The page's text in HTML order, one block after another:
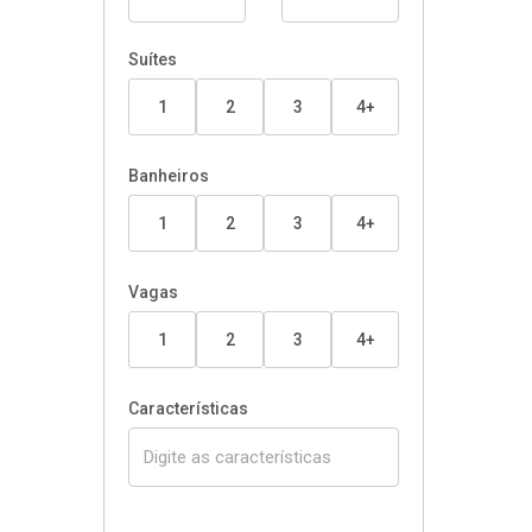
Suítes
1 2 3 4+
Banheiros
1 2 3 4+
Vagas
1 2 3 4+
Características